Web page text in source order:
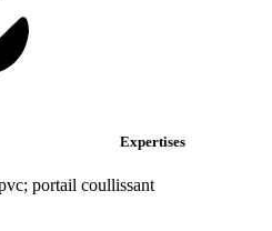
Expertises
portail coullissant